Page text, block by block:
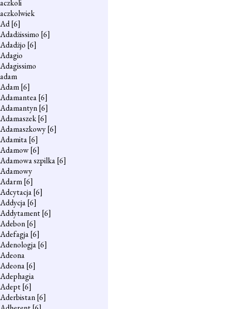
aczkoli
aczkolwiek
Ad[6]
Adadżissimo [6]
Adadżjo [6]
Adagio
Adagissimo
adam
Adam[6]
Adamantea[6]
Adamantyn[6]
Adamaszek[6]
Adamaszkowy[6]
Adamita[6]
Adamow[6]
Adamowa szpilka[6]
Adamowy
Adarm[6]
Adcytacja[6]
Addycja[6]
Addytament[6]
Adebon[6]
Adefagja[6]
Adenologja[6]
Adeona
Adeona[6]
Adephagia
Adept[6]
Aderbistan[6]